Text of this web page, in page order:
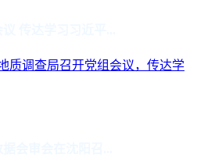
质调查局召开党组会议，传达学